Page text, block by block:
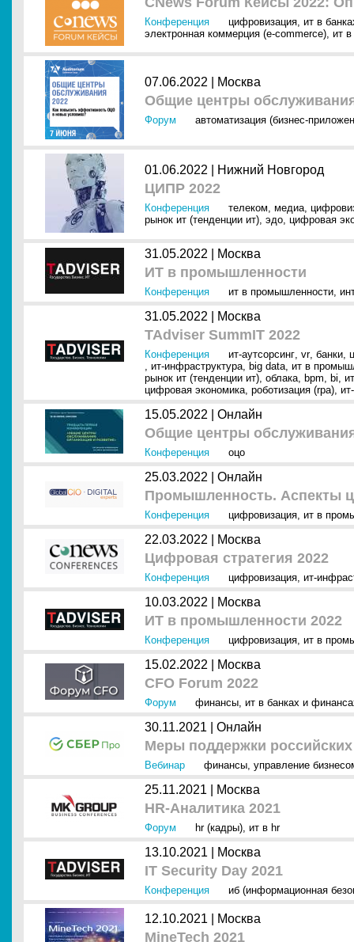
Конференция цифровизация, ит в
электронная коммерция (e-commerce), ит
07.06.2022 | Москва
Общие центры
Форум автоматизация (бизнес-
01.06.2022 | Нижний Новгород
ЦИПР 2022
Конференция телеком, медиа,
рынок ит (тенденции ит), эдо, цифровая
31.05.2022 | Москва
ИТ в промышленности
Конференция ит в промышленности,
31.05.2022 | Москва
TAdviser SummIT 2022
Конференция ит-аутсорсинг, vr, банки,
, ит-инфраструктура, big data, ит в
рынок ит (тенденции ит), облака, bpm, bi,
цифровая экономика, роботизация (rpa),
15.05.2022 | Онлайн
Общие центры
Конференция оцо
25.03.2022 | Онлайн
Промышленность. Аспекты
Конференция цифровизация, ит в
22.03.2022 | Москва
Цифровая стратегия 2022
Конференция цифровизация, ит-
10.03.2022 | Москва
ИТ в промышленности 2022
Конференция цифровизация, ит в
15.02.2022 | Москва
CFO Forum 2022
Форум финансы, ит в банках и
30.11.2021 | Онлайн
Меры поддержки
Вебинар финансы, управление
25.11.2021 | Москва
HR-Аналитика 2021
Форум hr (кадры), ит в hr
13.10.2021 | Москва
IT Security Day 2021
Конференция иб (информационная
12.10.2021 | Москва
MineTech 2021